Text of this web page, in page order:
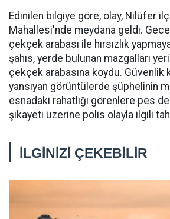
Edinilen bilgiye göre, olay, Nilüfer
Mahallesi'nde meydana geldi.
çekçek arabası ile hırsızlık
şahıs, yerde bulunan mazgalları
çekçek arabasına koydu. Güvenlik
yansıyan görüntülerde şüphelinin
esnadaki rahatlığı görenlere pes
şikayeti üzerine polis olayla ilgili